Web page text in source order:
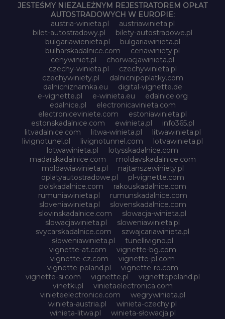
JESTEŚMY NIEZALEŻNYM REJESTRATOREM OPŁAT
AUTOSTRADOWYCH W EUROPIE:
austria-winieta.pl
austriawinieta.pl
bilet-autostradowy.pl
bilety-autostradowe.pl
bulgariawienieta.pl
bulgariawinieta.pl
bulharskadalnice.com
cenawiniety.pl
cenywiniet.pl
chorwacjawinieta.pl
czechy-winieta.pl
czechywinieta.pl
czechywiniety.pl
dalnicnipoplatky.com
dalnicniznamka.eu
digital-vignette.de
e-vignette.pl
e-winieta.eu
edalnice.org
edalnice.pl
electronicavinieta.com
electroniceviniete.com
estoniawinieta.pl
estonskadalnice.com
ewinieta.pl
info365.pl
litvadalnice.com
litwa-winieta.pl
litwawinieta.pl
livignotunel.pl
livignotunnel.com
lotvawinieta.pl
lotwawinieta.pl
lotysskadalnice.com
madarskadalnice.com
moldavskadalnice.com
moldawiawinieta.pl
najtanszewiniety.pl
oplatyautostradowe.pl
pl-vignette.com
polskadalnice.com
rakouskadalnice.com
rumuniawinieta.pl
rumunskadalnice.com
sloveniawinieta.pl
slovenskadalnice.com
slovinskadalnice.com
slowacja-winieta.pl
slowacjawinieta.pl
sloweniawinieta.pl
svycarskadalnice.com
szwajcariawinieta.pl
słoweniawinieta.pl
tunellivigno.pl
vignette-at.com
vignette-bg.com
vignette-cz.com
vignette-pl.com
vignette-poland.pl
vignette-ro.com
vignette-si.com
vignette.pl
vignettepoland.pl
vinetki.pl
vinietaelectronica.com
vinieteelectronice.com
wegrywinieta.pl
winieta-austria.pl
winieta-czechy.pl
winieta-litwa.pl
winieta-słowacja.pl